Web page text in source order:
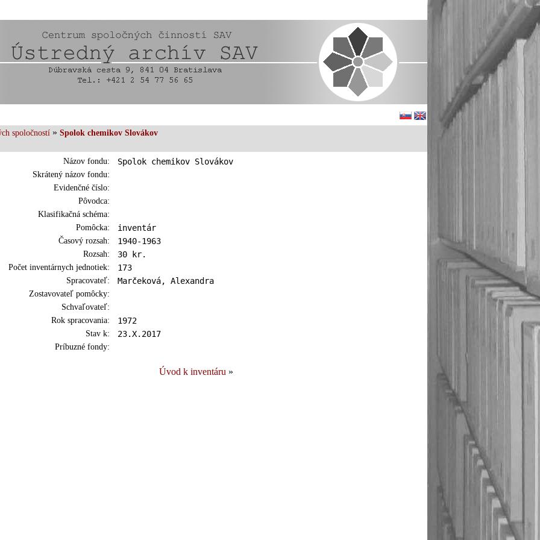
spoločností » Spolok chemikov Slovákov
Názov fondu: Spolok chemikov Slovákov
Skrátený názov fondu:
Evidenčné číslo:
Pôvodca:
Klasifikačná schéma:
Pomôcka:
inventár
Časový rozsah: 1940-1963
Rozsah: 30 kr.
Počet inventárnych jednotiek: 173
Spracovateľ: Marčeková, Alexandra
Zostavovateľ pomôcky:
Schvaľovateľ:
Rok spracovania:
1972
Stav k: 23.X.2017
Príbuzné fondy:
Úvod k inventáru »